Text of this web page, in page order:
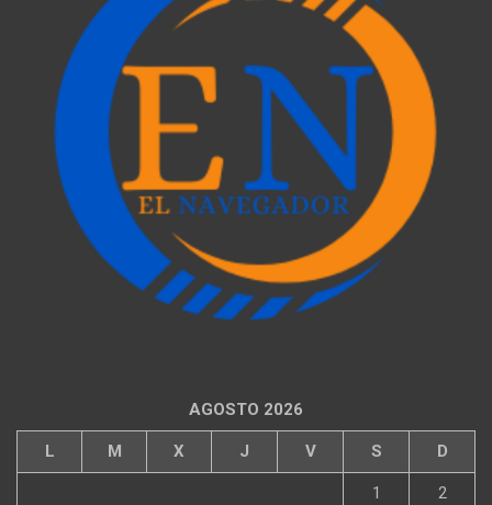
AGOSTO 2026
L M X J V S D
1 2